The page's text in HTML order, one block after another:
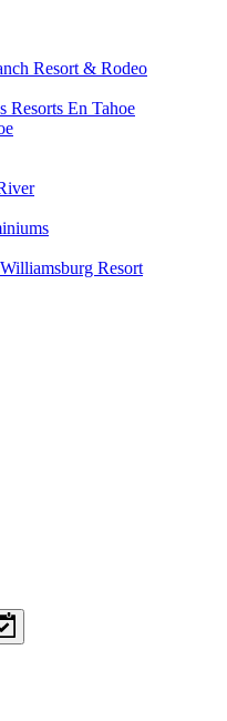
Resort & Rodeo
Resorts En Tahoe
Resort